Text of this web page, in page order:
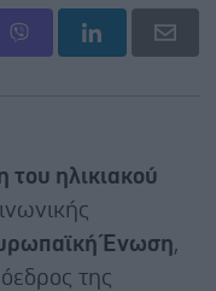
του ηλικιακού
Ένωση,
της